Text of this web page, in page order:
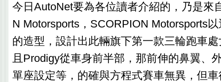
今日AutoNet要為各位讀者介紹的，乃是來
N Motorsports，SCORPION Motorsports
的造型，設計出此輛旗下第一款三輪跑車
且Prodigy從車身前半部，那前伸的鼻翼、
單座設定等，的確與方程式賽車無異，但